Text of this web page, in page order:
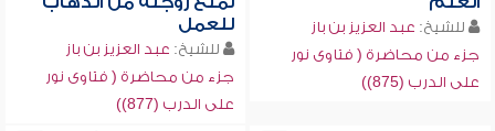
للشيخ: عبد العزيز بن باز
جزء من محاضرة ( فتاوى نور
على الدرب (875))
للعمل
للشيخ: عبد العزيز بن باز
جزء من محاضرة ( فتاوى نور
على الدرب (877))